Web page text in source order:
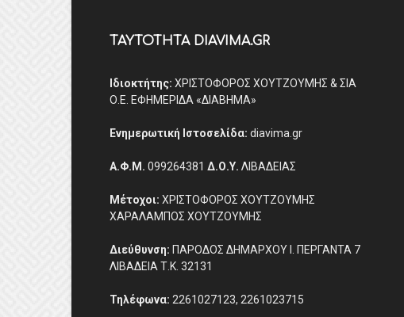
ΤΑΥΤΟΤΗΤΑ DIAVIMA.GR
Ιδιοκτήτης: ΧΡΙΣΤΟΦΟΡΟΣ ΧΟΥΤΖΟΥΜΗΣ & ΣΙΑ
Ο.Ε. ΕΦΗΜΕΡΙΔΑ «ΔΙΑΒΗΜΑ»
Ενημερωτική Ιστοσελίδα: diavima.gr
Α.Φ.Μ. 099264381 Δ.Ο.Υ. ΛΙΒΑΔΕΙΑΣ
Μέτοχοι: ΧΡΙΣΤΟΦΟΡΟΣ ΧΟΥΤΖΟΥΜΗΣ
ΧΑΡΑΛΑΜΠΟΣ ΧΟΥΤΖΟΥΜΗΣ
Διεύθυνση: ΠΑΡΟΔΟΣ ΔΗΜΑΡΧΟΥ Ι. ΠΕΡΓΑΝΤΑ 7
ΛΙΒΑΔΕΙΑ Τ.Κ. 32131
Τηλέφωνα: 2261027123, 2261023715